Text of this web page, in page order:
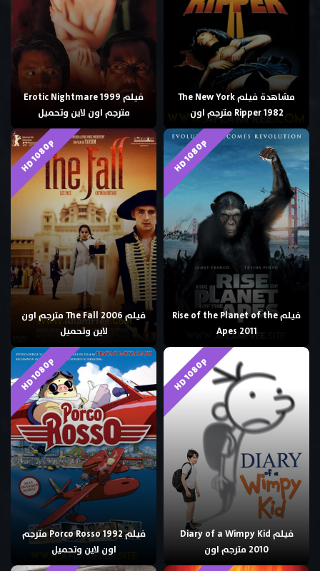
مشاهدة فيلم The New York
Ripper 1982 مترجم اون
فيلم Erotic Nightmare 1999
مترجم اون لاين وتحميل
HD 1080p
فيلم Rise of the Planet of the
Apes 2011
HD 1080p
فيلم The Fall 2006 مترجم اون
لاين وتحميل
HD 1080p
فيلم Diary of a Wimpy Kid
2010 مترجم اون
HD 1080p
فيلم Porco Rosso 1992 مترجم
اون لاين وتحميل